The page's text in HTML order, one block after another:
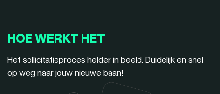
HOE WERKT HET
Het sollicitatieproces helder in beeld. Duidelijk en snel
op weg naar jouw nieuwe baan!